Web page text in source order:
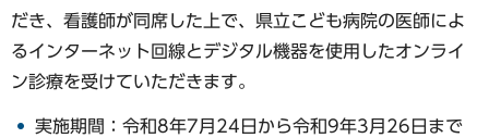
だき、看護師が同席した上で、県立こども病院の医師によ
るインターネット回線とデジタル機器を使用したオンライ
ン診療を受けていただきます。
実施期間：令和8年7月24日から令和9年3月26日まで